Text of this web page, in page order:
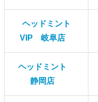
ヘッドミント
VIP 岐阜店
ヘッドミント
静岡店